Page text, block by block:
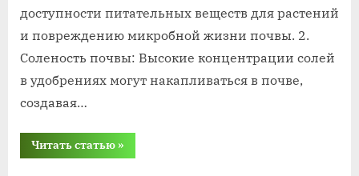
доступности питательных веществ для растений
и повреждению микробной жизни почвы. 2.
Соленость почвы: Высокие концентрации солей
в удобрениях могут накапливаться в почве,
создавая…
Читать статью“чем
опасны
»